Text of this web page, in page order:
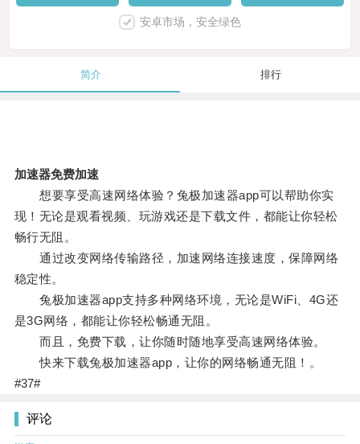
安卓市场，安全绿色
简介 排行
加速器免费加速
想要享受高速网络体验？兔极加速器app可以帮助你实
现！无论是观看视频、玩游戏还是下载文件，都能让你轻松
畅行无阻。
通过改变网络传输路径，加速网络连接速度，保障网络
稳定性。
兔极加速器app支持多种网络环境，无论是WiFi、4G还
是3G网络，都能让你轻松畅通无阻。
而且，免费下载，让你随时随地享受高速网络体验。
快来下载兔极加速器app，让你的网络畅通无阻！。
#37#
评论